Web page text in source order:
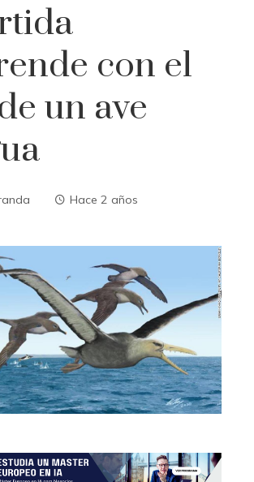
con el
un ave
Hace 2 años